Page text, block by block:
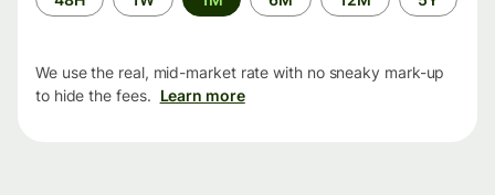
period
We use the real, mid-market rate with no sneaky mark-up
to hide the fees. Learn more